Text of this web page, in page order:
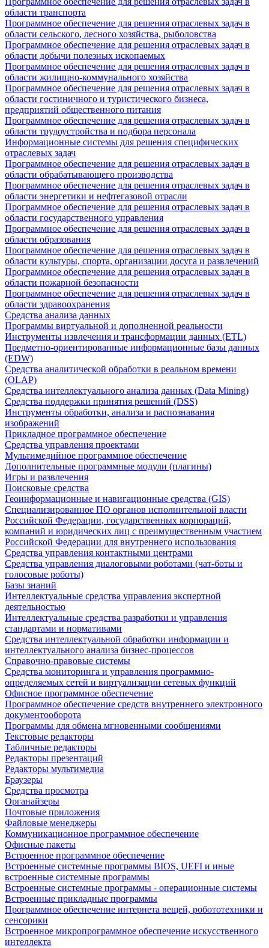
области транспорта
Программное обеспечение для решения отраслевых задач в
области сельского, лесного хозяйства, рыболовства
Программное обеспечение для решения отраслевых задач в
области добычи полезных ископаемых
Программное обеспечение для решения отраслевых задач в
области жилищно-коммунального хозяйства
Программное обеспечение для решения отраслевых задач в
области гостиничного и туристического бизнеса,
предприятий общественного питания
Программное обеспечение для решения отраслевых задач в
области трудоустройства и подбора персонала
Информационные системы для решения специфических
отраслевых задач
Программное обеспечение для решения отраслевых задач в
области обрабатывающего производства
Программное обеспечение для решения отраслевых задач в
области энергетики и нефтегазовой отрасли
Программное обеспечение для решения отраслевых задач в
области государственного управления
Программное обеспечение для решения отраслевых задач в
области образования
Программное обеспечение для решения отраслевых задач в
области культуры, спорта, организации досуга и развлечений
Программное обеспечение для решения отраслевых задач в
области пожарной безопасности
Программное обеспечение для решения отраслевых задач в
области здравоохранения
Средства анализа данных
Программы виртуальной и дополненной реальности
Инструменты извлечения и трансформации данных (ETL)
Предметно-ориентированные информационные базы данных
(EDW)
Средства аналитической обработки в реальном времени
(OLAP)
Средства интеллектуального анализа данных (Data Mining)
Средства поддержки принятия решений (DSS)
Инструменты обработки, анализа и распознавания
изображений
Прикладное программное обеспечение
Средства управления проектами
Мультимедийное программное обеспечение
Дополнительные программные модули (плагины)
Игры и развлечения
Поисковые средства
Геоинформационные и навигационные средства (GIS)
Специализированное ПО органов исполнительной власти
Российской Федерации, государственных корпораций,
компаний и юридических лиц с преимущественным участием
Российской Федерации для внутреннего использования
Средства управления контактными центрами
Средства управления диалоговыми роботами (чат-боты и
голосовые роботы)
Базы знаний
Интеллектуальные средства управления экспертной
деятельностью
Интеллектуальные средства разработки и управления
стандартами и нормативами
Средства интеллектуальной обработки информации и
интеллектуального анализа бизнес-процессов
Справочно-правовые системы
Средства мониторинга и управления программно-
определяемых сетей и виртуализации сетевых функций
Офисное программное обеспечение
Программное обеспечение средств внутреннего электронного
документооборота
Программы для обмена мгновенными сообщениями
Текстовые редакторы
Табличные редакторы
Редакторы презентаций
Редакторы мультимедиа
Браузеры
Средства просмотра
Органайзеры
Почтовые приложения
Файловые менеджеры
Коммуникационное программное обеспечение
Офисные пакеты
Встроенное программное обеспечение
Встроенные системные программы BIOS, UEFI и иные
встроенные системные программы
Встроенные системные программы - операционные системы
Встроенные прикладные программы
Программное обеспечение интернета вещей, робототехники и
сенсорики
Встроенное микропрограммное обеспечение искусственного
интеллекта